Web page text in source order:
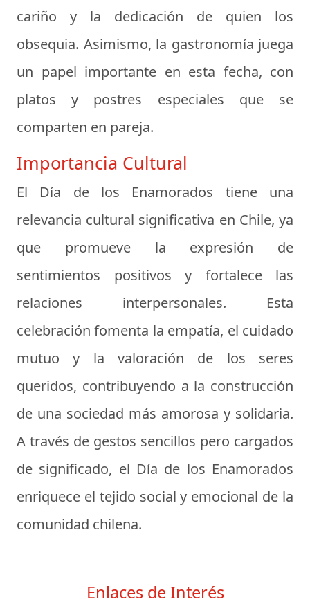
cariño y la dedicación de quien los
obsequia. Asimismo, la gastronomía juega
un papel importante en esta fecha, con
platos y postres especiales que se
comparten en pareja.
Importancia Cultural
El Día de los Enamorados tiene una
relevancia cultural significativa en Chile, ya
que promueve la expresión de
sentimientos positivos y fortalece las
relaciones interpersonales. Esta
celebración fomenta la empatía, el cuidado
mutuo y la valoración de los seres
queridos, contribuyendo a la construcción
de una sociedad más amorosa y solidaria.
A través de gestos sencillos pero cargados
de significado, el Día de los Enamorados
enriquece el tejido social y emocional de la
comunidad chilena.
Enlaces de Interés